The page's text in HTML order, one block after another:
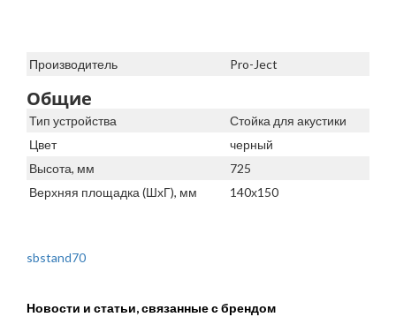
Производитель Pro-Ject
Общие
Тип устройства
Стойка для акустики
Цвет
черный
Высота, мм
725
Верхняя площадка (ШхГ), мм
140х150
sbstand70
Новости и статьи, связанные с брендом